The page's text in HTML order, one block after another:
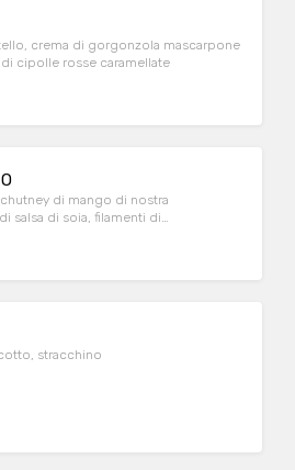
crema di gorgonzola mascarpone
cipolle rosse caramellate
di mango di nostra
salsa di soia, filamenti di
stracchino